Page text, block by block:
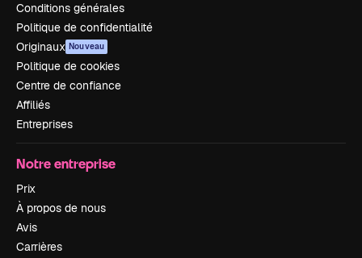
Conditions générales
Politique de confidentialité
Originaux Nouveau
Politique de cookies
Centre de confiance
Affiliés
Entreprises
Notre entreprise
Prix
À propos de nous
Avis
Carrières